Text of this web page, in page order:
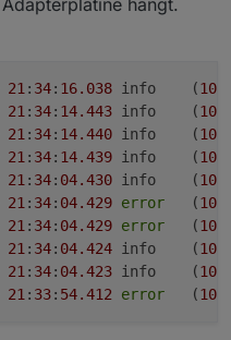
sowie die Lampe Katze
Lampe funktioniert nicht -
aber schon?
entfernt) und macht
:(
hängt.
21: 34: 16.038
	info	(
21: 34: 14.443
	info	(
21: 34: 14.440
	info	(
21: 34: 14.439
	info	(
21: 34: 04.430
	info	(
21: 34: 04.429 error
	(
21: 34: 04.429 error
	(
21: 34: 04.424
	info	(
21: 34: 04.423
	info	(
21: 33: 54.412 error
	(